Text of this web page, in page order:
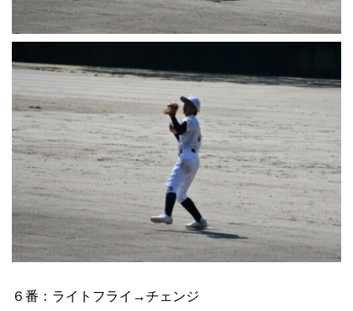
６番：ライトフライ→チェンジ